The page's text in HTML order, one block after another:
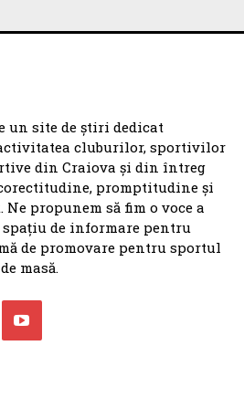
un site de știri dedicat
cluburilor, sportivilor
din Craiova și din întreg
promptitudine și
propunem să fim o voce a
de informare pentru
de promovare pentru sportul
masă.